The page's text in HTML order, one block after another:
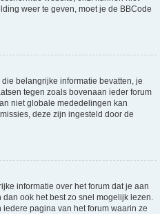
weer te geven, moet je de BBCode
belangrijke informatie bevatten, je
tegen zoals bovenaan ieder forum
niet globale mededelingen kan
deze zijn ingesteld door de
informatie over het forum dat je aan
ook het best zo snel mogelijk lezen.
pagina van het forum waarin ze